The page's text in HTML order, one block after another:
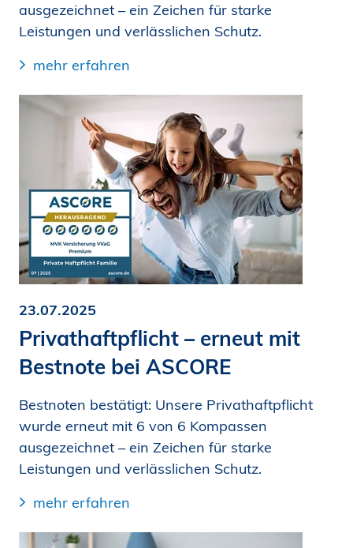
ausgezeichnet – ein Zeichen für starke
Leistungen und verlässlichen Schutz.
mehr erfahren
23.07.2025
Privathaftpflicht – erneut mit
Bestnote bei ASCORE
Bestnoten bestätigt: Unsere Privathaftpflicht
wurde erneut mit 6 von 6 Kompassen
ausgezeichnet – ein Zeichen für starke
Leistungen und verlässlichen Schutz.
mehr erfahren